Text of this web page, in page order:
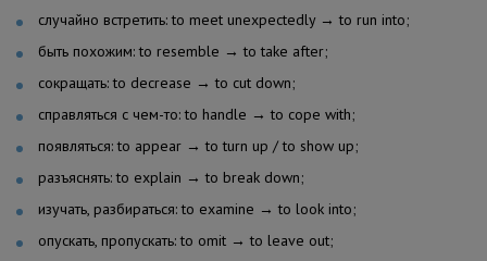
случайно встретить: to meet unexpectedly → to run into;
быть похожим: to resemble → to take after;
сокращать: to decrease → to cut down;
справляться с чем-то: to handle → to cope with;
появляться: to appear → to turn up / to show up;
разъяснять: to explain → to break down;
изучать, разбираться: to examine → to look into;
опускать, пропускать: to omit → to leave out;